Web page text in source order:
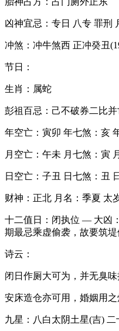
凶神宜忌：专日 八专 罪刑
冲煞：冲牛煞西 正冲癸丑
节日：
生肖：属蛇
彭祖百忌：己不破券二比
年空亡：寅卯 年七煞：亥
月空亡：午未 月七煞：寅
日空亡：子丑 日七煞：丑
财神：正北 月名：季夏 太
十二值日：闭执位 — 大凶
期最忌乘虚偷袭，故要筑
诗云：
闭日作厕大可为，并无臭
安床造仓亦可用，婚姻用
九星：八白太阴土星(吉)